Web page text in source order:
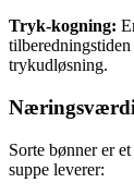
Tryk-kogning:
trykudløsning.
Næringsværdi
Sorte bønner er
suppe leverer: